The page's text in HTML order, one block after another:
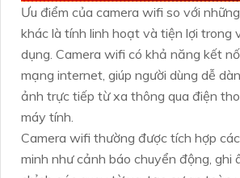
Ưu điểm của camera wifi so với
khác là tính linh hoạt và tiện lợi trong
dụng. Camera wifi có khả năng kết
mạng internet, giúp người dùng dễ
ảnh trực tiếp từ xa thông qua điện
máy tính.
Camera wifi thường được tích hợp
minh như cảnh báo chuyển động, ghi